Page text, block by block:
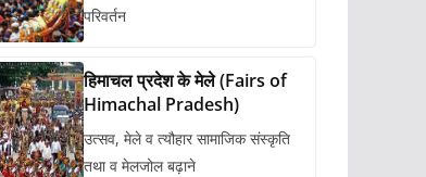
परिवर्तन
हिमाचल प्रदेश के मेले (Fairs of
Himachal Pradesh)
उत्सव, मेले व त्यौहार सामाजिक संस्कृति
तथा व मेलजोल बढ़ाने